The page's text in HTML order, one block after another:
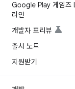
Google Play 게임즈
라인
개발자 프리뷰
출시 노트
지원받기